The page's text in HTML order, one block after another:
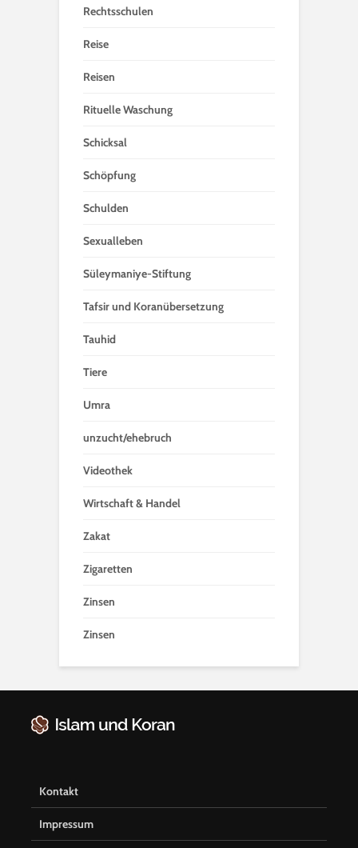
Rechtsschulen
Reise
Reisen
Rituelle Waschung
Schicksal
Schöpfung
Schulden
Sexualleben
Süleymaniye-Stiftung
Tafsir und Koranübersetzung
Tauhid
Tiere
Umra
unzucht/ehebruch
Videothek
Wirtschaft & Handel
Zakat
Zigaretten
Zinsen
Zinsen
Kontakt
Impressum